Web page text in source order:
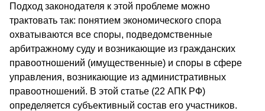
Подход законодателя к этой проблеме можно
трактовать так: понятием экономического спора
охватываются все споры, подведомственные
арбитражному суду и возникающие из гражданских
правоотношений (имущественные) и споры в сфере
управления, возникающие из административных
правоотношений. В этой статье (22 АПК РФ)
определяется субъективный состав его участников.